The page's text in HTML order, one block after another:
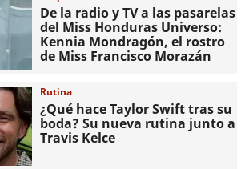
De la radio y TV a las pasarelas
del Miss Honduras Universo:
Kennia Mondragón, el rostro
de Miss Francisco Morazán
Rutina
¿Qué hace Taylor Swift tras su
boda? Su nueva rutina junto a
Travis Kelce